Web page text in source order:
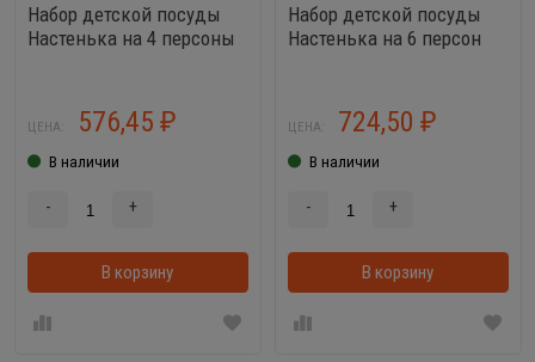
Набор детской посуды
Настенька на 4 персоны
ЦЕНА: 576,45 ₽
В наличии
- +
В корзину В корзинке
Набор детской посуды
Настенька на 6 персон
ЦЕНА: 724,50 ₽
В наличии
- +
В корзину